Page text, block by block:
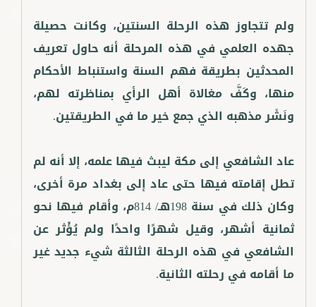
ولم تتجاوز هذه الرحلة السنتين، وكانت حصيلة
جهده العلمي في هذه المرحلة أنه حاول تعريف
المحدثين بطريقة فهم السنة واستنباط الأحكام
منها، وكَفَّ مغالاة أهل الرأي بمناظرته لهم،
عاد الشافعي إلى مكة ليبث فيها علمه، إلا أنه لم
تطل إقامته فيها حتى عاد إلى بغداد مرة أخرى،
وكان ذلك في سنة 198هـ/ 814م، وأقام فيها نحو
ثمانية أشهر، وقيل شهرًا واحدًا ولم يُؤْثر عن
الشافعي في هذه الرحلة الثالثة شيء جديد غير